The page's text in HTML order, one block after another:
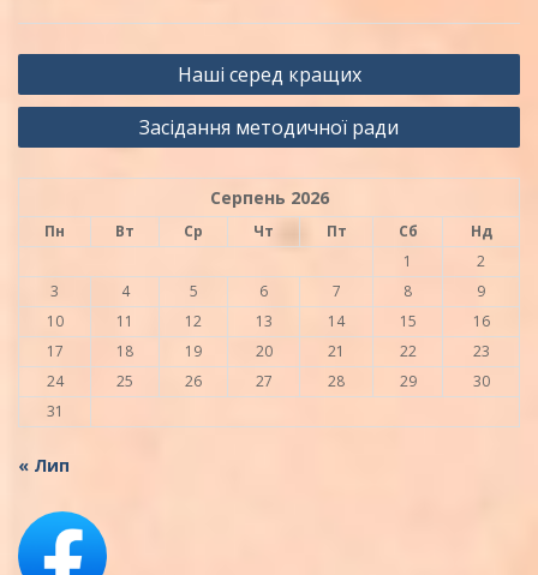
Навігація
записів
Наші серед кращих
Засідання методичної ради
Серпень 2026
Пн Вт Ср Чт Пт Сб
Нд
1
2
3
4 5 6 7 8
9
10
11 12 13 14 15
16
17
18 19 20 21 22
23
24
25 26 27 28 29
30
31
« Лип